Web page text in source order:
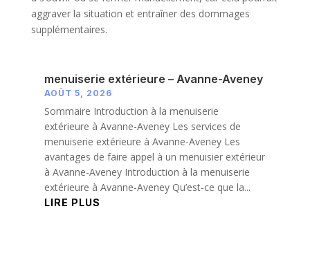
aggraver la situation et entraîner des dommages
supplémentaires.
menuiserie extérieure – Avanne-Aveney
AOÛT 5, 2026
Sommaire Introduction à la menuiserie
extérieure à Avanne-Aveney Les services de
menuiserie extérieure à Avanne-Aveney Les
avantages de faire appel à un menuisier extérieur
à Avanne-Aveney Introduction à la menuiserie
extérieure à Avanne-Aveney Qu’est-ce que la...
LIRE PLUS